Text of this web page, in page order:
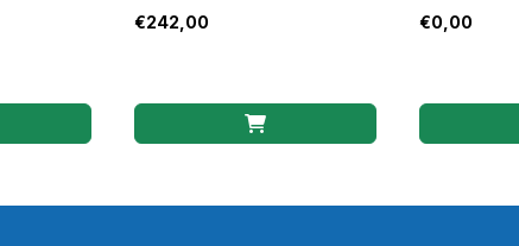
bedraad - wit
€242,00
€0,00